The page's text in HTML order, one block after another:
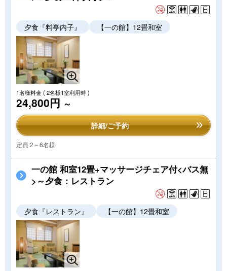
夕食『料亭内子』 【一の館】12畳和室
1名様料金( 2名様1室利用時 )
24,800円 ～
詳細/ご予約
定員:2～6名様
一の館 和室12畳+マッサージチェア付<バス無
>～夕食：レストラン
夕食『レストラン』 【一の館】12畳和室